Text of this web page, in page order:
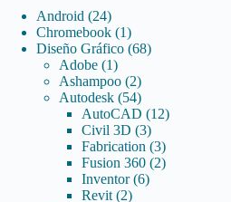
Android 2424
productos
Chromebook 11
producto
Diseño Gráfico 6868
Adobe 11
producto
Ashampoo 22
productos
Autodesk 5454
productos
AutoCAD 1212
Civil 3D 33
productos
Fabrication 33
productos
Fusion 360 22
Inventor 66
Revit 22